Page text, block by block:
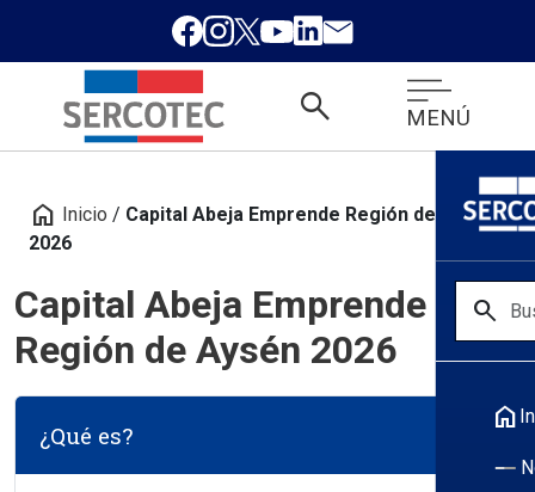
search MENÚ
search
home
home Inicio / Capital Abeja Emprende Región de Aysén
2026
Capital Abeja Emprende
Región de Aysén 2026
¿Qué es?